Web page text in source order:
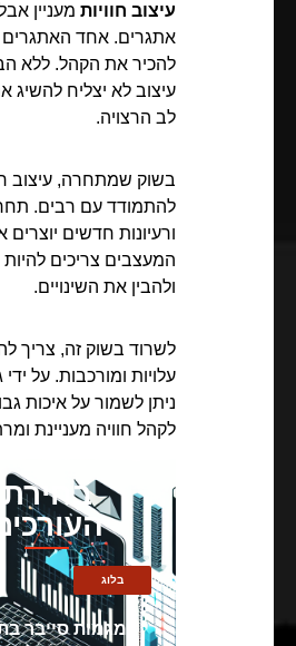
עיצוב חוויות מעניין
אתגרים. אחד האתגרים
להכיר את הקהל. ללא
עיצוב לא יצליח
לב הרצויה.
בשוק שמתחרה, עיצוב
להתמודד עם רבים.
ורעיונות חדשים יוצרים
המעצבים צריכים להיות
ולהבין את השינויים.
לשרוד בשוק זה, צריך
עלויות ומורכבות. על ידי
ניתן לשמור על איכות
לקהל חוויה מעניינת
בחירת
בלוג
מגמות סייבר